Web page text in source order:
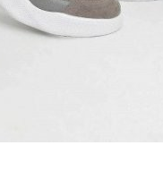
Hamilelik